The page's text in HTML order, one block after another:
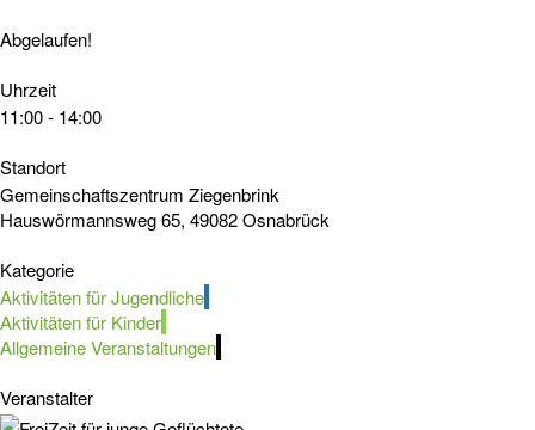
Abgelaufen!
Uhrzeit
11:00 - 14:00
Standort
Gemeinschaftszentrum Ziegenbrink
Hauswörmannsweg 65, 49082 Osnabrück
Kategorie
Aktivitäten für Jugendliche
Aktivitäten für Kinder
Allgemeine Veranstaltungen
Veranstalter